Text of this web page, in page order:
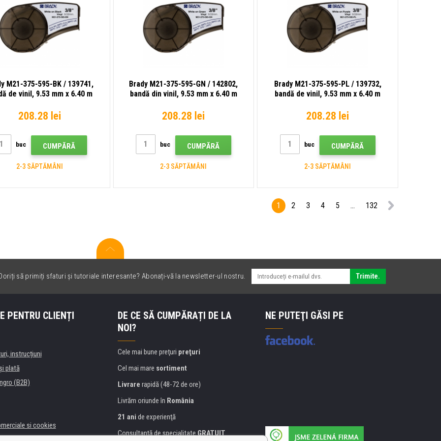
M21-375-595-BK / 139741,
de vinil, 9.53 mm x 6.40 m
208.28 lei
buc CUMPĂRĂ
2-3 SĂPTĂMÂNI
Brady M21-375-595-GN / 142802,
bandă din vinil, 9.53 mm x 6.40 m
208.28 lei
buc CUMPĂRĂ
2-3 SĂPTĂMÂNI
Brady M21-375-595-PL / 139732,
bandă de vinil, 9.53 mm x 6.40 m
208.28 lei
buc CUMPĂRĂ
2-3 SĂPTĂMÂNI
1 2 3 4 5 ... 132
să primiți sfaturi și tutoriale interesante? Abonați-vă la newsletter-ul nostru. Trimite.
PENTRU CLIENȚI
instrucțiuni
plată
(B2B)
si cookies
DE CE SĂ CUMPĂRAȚI DE LA
NOI?
Cele mai bune preţuri preţuri
Cel mai mare sortiment
Livrare rapidă (48-72 de ore)
Livrăm oriunde în România
21 ani de experienţă
Consultanţă de specialitateGRATUIT
NE PUTEŢI GĂSI PE